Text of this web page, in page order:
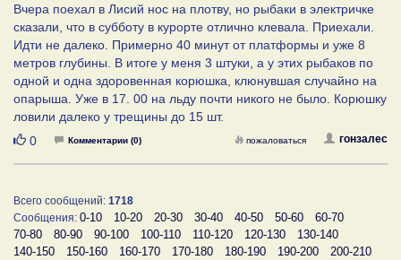
Вчера поехал в Лисий нос на плотву, но рыбаки в электричке
сказали, что в субботу в курорте отлично клевала. Приехали.
Идти не далеко. Примерно 40 минут от платформы и уже 8
метров глубины. В итоге у меня 3 штуки, а у этих рыбаков по
одной и одна здоровенная корюшка, клюнувшая случайно на
опарыша. Уже в 17. 00 на льду почти никого не было. Корюшку
ловили далеко у трещины до 15 шт.
Нравится
0 Комментарии (0) гонзалес
пожаловаться
Всего сообщений: 1718
Сообщения: 0-10 10-20 20-30 30-40 40-50 50-60
60-70
70-80
80-90 90-100 100-110 110-120 120-130
130-140
140-150
150-160 160-170 170-180 180-190 190-200
200-210